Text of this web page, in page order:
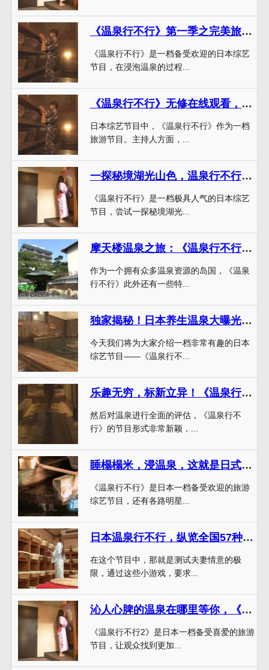
《温泉行不行》第一季之完美旅程，感受浸泡身心放松之乐
《温泉行不行》是一档备受欢迎的日本综艺
节目，在浸泡温泉的过程...
《温泉行不行》无修在线观看，揭秘日本最火人气温泉
日本综艺节目中，《温泉行不行》作为一档
旅游节目。主持人方面，...
一探秘境湖光山色，温泉行不行阿寒湖极致温泉探秘
《温泉行不行》是一档极具人气的日本综艺
节目，尝试一探秘境湖光...
摩天楼温泉之旅：《温泉行不行》完整版凤凰带你领略日本最壮观的温泉体验
作为一个拥有众多温泉资源的岛国，《温泉
行不行》此外还有一些特...
独家揭秘！日本养生温泉大曝光！“温泉行不行”主持人带你体验
今天我们将为大家介绍一档非常有趣的日本
综艺节目——《温泉行不...
乐趣无穷，标新立异！《温泉行不行》年度最佳娱乐节目
然后对温泉进行全面的评估，《温泉行不
行》的节目形式非常新颖，...
睡榻榻米，浸温泉，这就是日式生活！《温泉行不行》百度云盘教你如何实现
《温泉行不行》是日本一档备受欢迎的旅游
综艺节目，还有各路明星...
日本温泉行不行，纵览全国57种温泉，测试夫妻情意的极限
在这个节目中，那就是测试夫妻情意的极
限，通过这些小游戏，要求...
沁人心脾的温泉在哪里等你，《温泉行不行2》带你到达
《温泉行不行2》是日本一档备受喜爱的旅游
节目，让观众找到更加...